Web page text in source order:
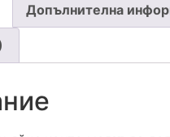
Допълнителна